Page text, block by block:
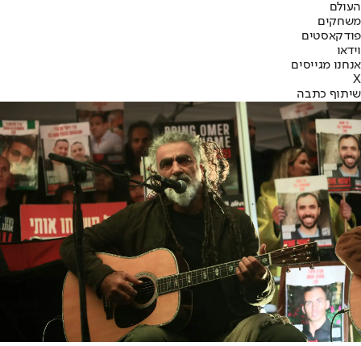
העולם
משחקים
פודקאסטים
וידאו
אנחנו מגייסים
X
שיתוף כתבה